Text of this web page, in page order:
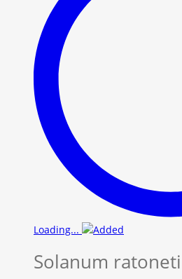
Loading...
Solanum ratoneti